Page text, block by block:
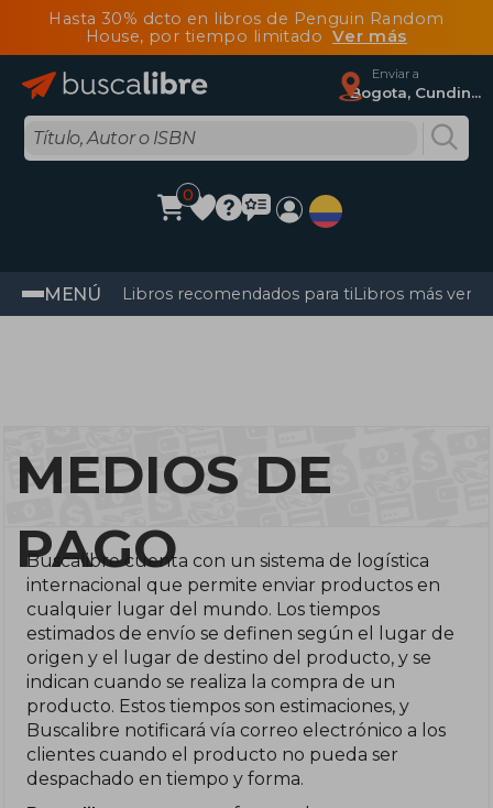
Hasta 30% dcto en libros de Penguin Random
House, por tiempo limitadoVer más
Enviar a
Bogota, Cundinamarca
0
MENÚ Libros recomendados para tiLibros más
MEDIOS DE
PAGO
Buscalibre cuenta con un sistema de logística
internacional que permite enviar productos en
cualquier lugar del mundo. Los tiempos
estimados de envío se definen según el lugar de
origen y el lugar de destino del producto, y se
indican cuando se realiza la compra de un
producto. Estos tiempos son estimaciones, y
Buscalibre notificará vía correo electrónico a los
clientes cuando el producto no pueda ser
despachado en tiempo y forma.